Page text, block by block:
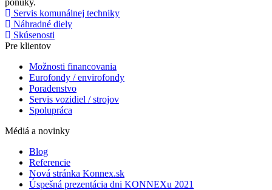
Servis komunálnej techniky
Náhradné diely
Skúsenosti
Pre klientov
Možnosti financovania
Eurofondy / envirofondy
Poradenstvo
Servis vozidiel / strojov
Spolupráca
Médiá a novinky
Blog
Referencie
Nová stránka Konnex.sk
Úspešná prezentácia dni KONNEXu 2021